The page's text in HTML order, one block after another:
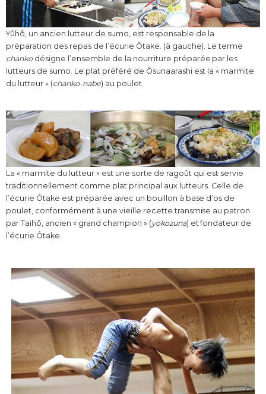
Yûhô, un ancien lutteur de sumo, est responsable de la
préparation des repas de l’écurie Ôtake. (à gauche). Le terme
chankodésigne l’ensemble de la nourriture préparée par les
lutteurs de sumo. Le plat préféré de Ôsunaarashi est la « marmite
du lutteur » (chanko-nabe) au poulet.
La « marmite du lutteur » est une sorte de ragoût qui est servie
traditionnellement comme plat principal aux lutteurs. Celle de
l’écurie Ôtake est préparée avec un bouillon à base d’os de
poulet, conformément à une vieille recette transmise au patron
par Taihô, ancien « grand champion » (yokozuna) et fondateur de
l’écurie Ôtake.